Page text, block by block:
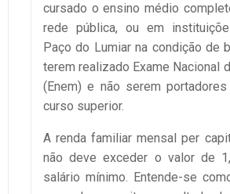
cursado o ensino médio
rede pública, ou em
Paço do Lumiar na condição de
terem realizado Exame Nacional
(Enem) e não serem
curso superior.
A renda familiar mensal per
não deve exceder o valor de
salário mínimo. Entende-se